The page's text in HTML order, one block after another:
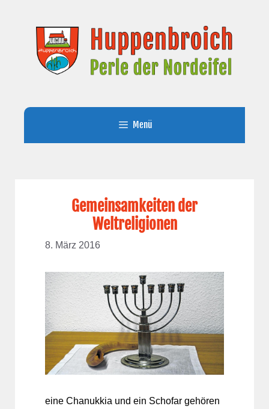
springen
Menü
Gemeinsamkeiten der
Weltreligionen
8. März 2016
eine Chanukkia und ein Schofar gehören